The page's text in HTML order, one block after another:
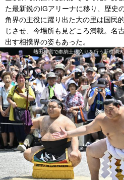
た最新鋭のIGアリーナに移り、歴史
角界の主役に躍り出た大の里は国民
じさせ、今場所も見どころ満載。名
出す相撲界の姿もあった。
熱田神宮で奉納土俵入りを行う新横綱